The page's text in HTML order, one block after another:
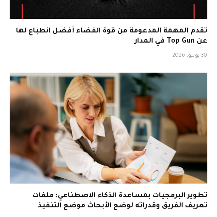
تقدم المهمة المدعومة من قوة الفضاء أفضل انطباع لها
عن Top Gun في المدار
30 يوليو، 2026
تطوير البرمجيات بمساعدة الذكاء الاصطناعي: ملفات
تعريف الفريق وقدراته لوضع الأبحاث موضع التنفيذ